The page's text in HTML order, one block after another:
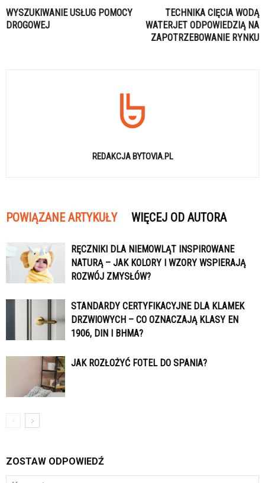
WYSZUKIWANIE USŁUG POMOCY
DROGOWEJ
TECHNIKA CIĘCIA WODĄ
WATERJET ODPOWIEDZIĄ NA
ZAPOTRZEBOWANIE RYNKU
REDAKCJA BYTOVIA.PL
POWIĄZANE ARTYKUŁY WIĘCEJ OD AUTORA
RĘCZNIKI DLA NIEMOWLĄT INSPIROWANE
NATURĄ – JAK KOLORY I WZORY WSPIERAJĄ
ROZWÓJ ZMYSŁÓW?
STANDARDY CERTYFIKACYJNE DLA KLAMEK
DRZWIOWYCH – CO OZNACZAJĄ KLASY EN
1906, DIN I BHMA?
JAK ROZŁOŻYĆ FOTEL DO SPANIA?
ZOSTAW ODPOWIEDŹ